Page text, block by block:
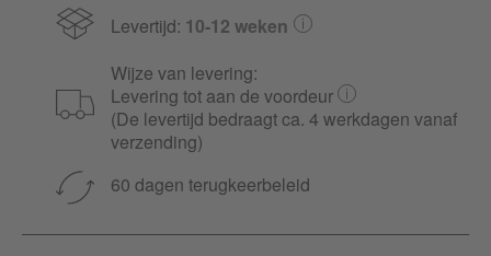
Levertijd: 10-12 weken
Wijze van levering:
Levering tot aan de voordeur
(De levertijd bedraagt ca. 4 werkdagen vanaf
verzending)
60 dagen terugkeerbeleid